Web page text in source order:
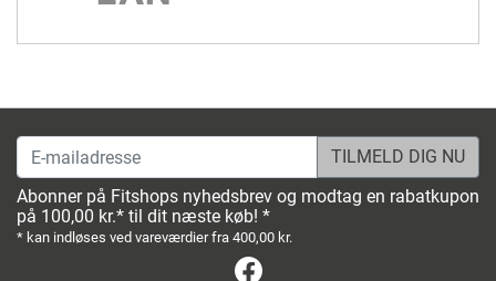
E-mailadresse
Abonner på Fitshops nyhedsbrev og modtag en rabatkupon
på 100,00 kr.* til dit næste køb! *
* kan indløses ved vareværdier fra 400,00 kr.